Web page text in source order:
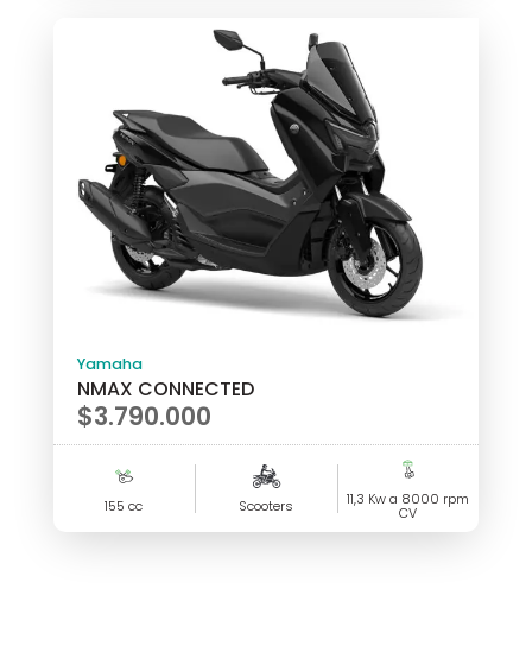
Yamaha
NMAX CONNECTED
$3.790.000
155 cc Scooters 11,3 Kw a 8000 rpm
CV